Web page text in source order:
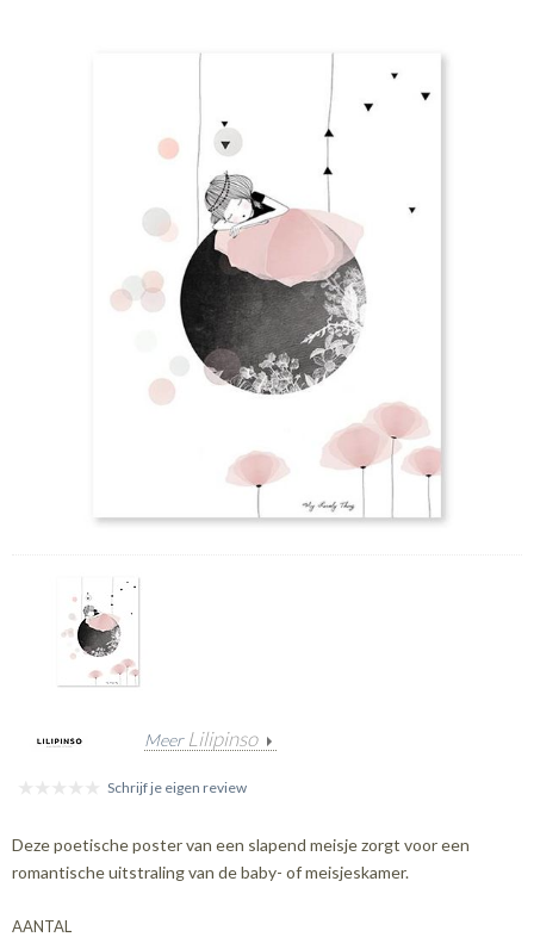
Meer Lilipinso
Schrijf je eigen review
Deze poetische poster van een slapend meisje zorgt voor een
romantische uitstraling van de baby- of meisjeskamer.
AANTAL